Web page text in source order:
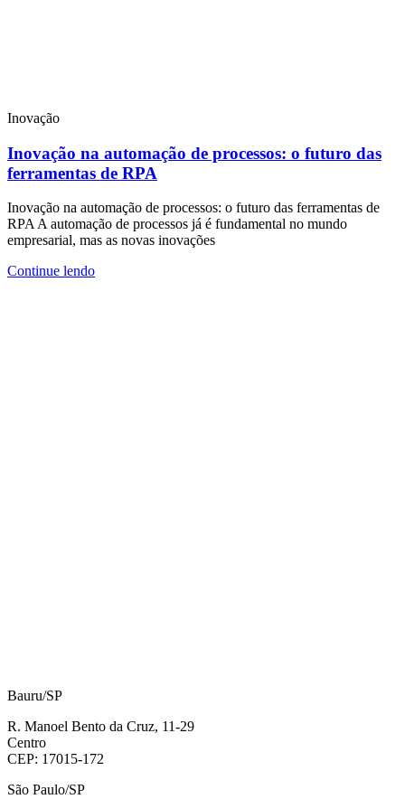
Inovação
Inovação na automação de processos: o futuro das
ferramentas de RPA
Inovação na automação de processos: o futuro das ferramentas de
RPA A automação de processos já é fundamental no mundo
empresarial, mas as novas inovações
Continue lendo
Bauru/SP
R. Manoel Bento da Cruz, 11-29
Centro
CEP: 17015-172
São Paulo/SP